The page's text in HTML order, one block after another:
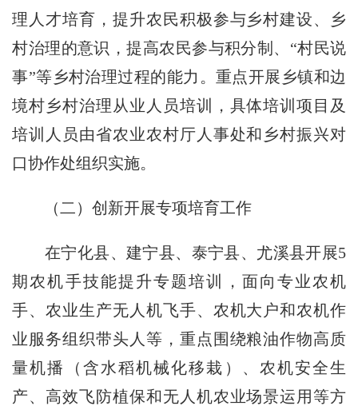
理人才培育，提升农民积极参与乡村建设、乡
村治理的意识，提高农民参与积分制、“村民说
事”等乡村治理过程的能力。重点开展乡镇和边
境村乡村治理从业人员培训，具体培训项目及
培训人员由省农业农村厅人事处和乡村振兴对
口协作处组织实施。
（二）创新开展专项培育工作
在宁化县、建宁县、泰宁县、尤溪县开展5
期农机手技能提升专题培训，面向专业农机
手、农业生产无人机飞手、农机大户和农机作
业服务组织带头人等，重点围绕粮油作物高质
量机播（含水稻机械化移栽）、农机安全生
产、高效飞防植保和无人机农业场景运用等方